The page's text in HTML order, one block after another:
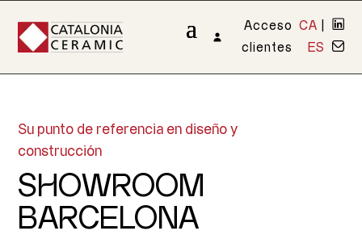
Acceso
clientes
CA
ES
Su punto de referencia en diseño y
construcción
SHOWROOM
BARCELONA